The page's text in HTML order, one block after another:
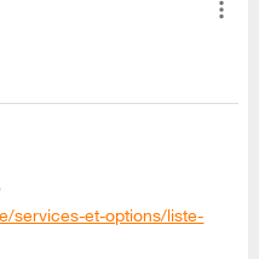
services-et-options/liste-